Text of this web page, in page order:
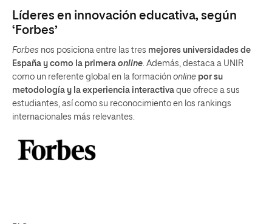
Líderes en innovación educativa, según
‘Forbes’
Forbes nos posiciona entre las tres mejores universidades de
España y como la primera online. Además, destaca a UNIR
como un referente global en la formación online por su
metodología y la experiencia interactiva que ofrece a sus
estudiantes, así como su reconocimiento en los rankings
internacionales más relevantes.